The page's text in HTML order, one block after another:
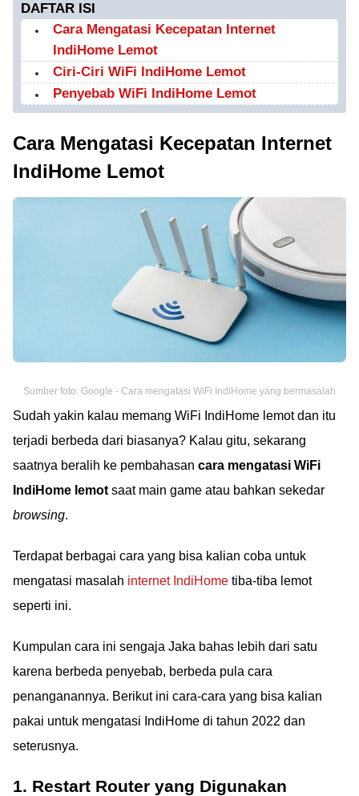
DAFTAR ISI
Cara Mengatasi Kecepatan Internet
IndiHome Lemot
Ciri-Ciri WiFi IndiHome Lemot
Penyebab WiFi IndiHome Lemot
Cara Mengatasi Kecepatan Internet
IndiHome Lemot
Sumber foto: Google - Cara mengatasi WiFi IndiHome yang bermasalah
Sudah yakin kalau memang WiFi IndiHome lemot dan itu
terjadi berbeda dari biasanya? Kalau gitu, sekarang
saatnya beralih ke pembahasan cara mengatasi WiFi
IndiHome lemot saat main game atau bahkan sekedar
browsing.
Terdapat berbagai cara yang bisa kalian coba untuk
mengatasi masalah internet IndiHome tiba-tiba lemot
seperti ini.
Kumpulan cara ini sengaja Jaka bahas lebih dari satu
karena berbeda penyebab, berbeda pula cara
penanganannya. Berikut ini cara-cara yang bisa kalian
pakai untuk mengatasi IndiHome di tahun 2022 dan
seterusnya.
1. Restart Router yang Digunakan